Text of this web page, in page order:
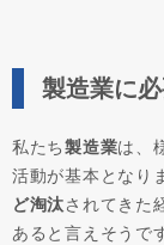
製造業に
私たち製造業は、
活動が基本となり
ど淘汰されてきた
あると言えそうで